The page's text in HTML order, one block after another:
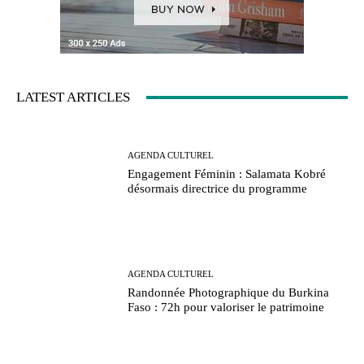
LATEST ARTICLES
AGENDA CULTUREL
Engagement Féminin : Salamata Kobré
désormais directrice du programme
AGENDA CULTUREL
Randonnée Photographique du Burkina
Faso : 72h pour valoriser le patrimoine